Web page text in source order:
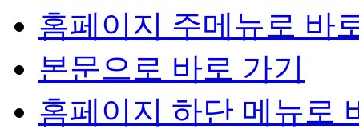
홈페이지 주메뉴로 바
본문으로 바로 가기
홈페이지 하단 메뉴로